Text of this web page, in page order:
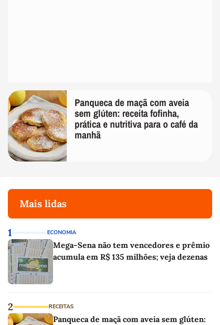
Panqueca de maçã com aveia
sem glúten: receita fofinha,
prática e nutritiva para o café da
manhã
Mais lidas
1 ECONOMIA
Mega-Sena não tem vencedores e prêmio
acumula em R$ 135 milhões; veja dezenas
2 RECEITAS
Panqueca de maçã com aveia sem glúten: